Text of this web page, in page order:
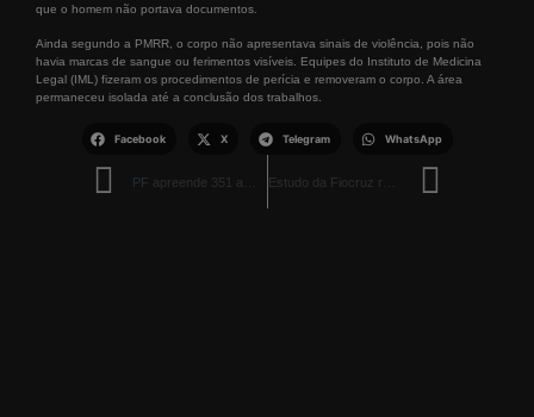
que o homem não portava documentos.
Ainda segundo a PMRR, o corpo não apresentava sinais de violência, pois não
havia marcas de sangue ou ferimentos visíveis. Equipes do Instituto de Medicina
Legal (IML) fizeram os procedimentos de perícia e removeram o corpo. A área
permaneceu isolada até a conclusão dos trabalhos.
Facebook X Telegram WhatsApp